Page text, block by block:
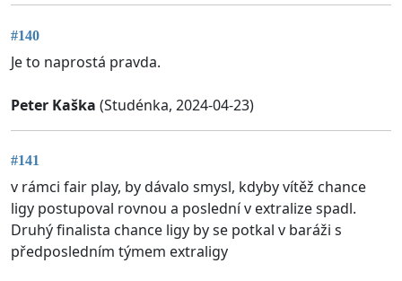
#140
Je to naprostá pravda.
Peter Kaška (Studénka, 2024-04-23)
#141
v rámci fair play, by dávalo smysl, kdyby vítěž chance
ligy postupoval rovnou a poslední v extralize spadl.
Druhý finalista chance ligy by se potkal v baráži s
předposledním týmem extraligy